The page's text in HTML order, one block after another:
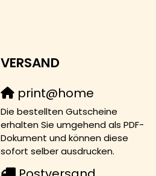
VERSAND
print@home
Die bestellten Gutscheine
erhalten Sie umgehend als PDF-
Dokument und können diese
sofort selber ausdrucken.